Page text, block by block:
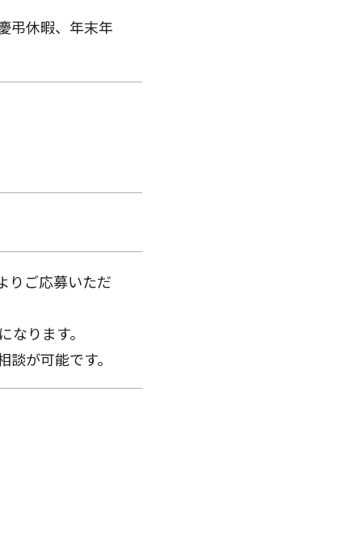
弔休暇、年末年
りご応募いただ
ります。
が可能です。